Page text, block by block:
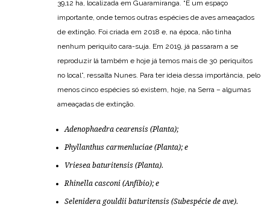
39,12 ha, localizada em Guaramiranga. “É um espaço
importante, onde temos outras espécies de aves ameaçados
de extinção. Foi criada em 2018 e, na época, não tinha
nenhum periquito cara-suja. Em 2019, já passaram a se
reproduzir lá também e hoje já temos mais de 30 periquitos
no local”, ressalta Nunes. Para ter ideia dessa importância, pelo
menos cinco espécies só existem, hoje, na Serra – algumas
ameaçadas de extinção.
Adenophaedra cearensis (Planta);
Phyllanthus carmenluciae (Planta); e
Vriesea baturitensis (Planta).
Rhinella casconi (Anfíbio); e
Selenidera gouldii baturitensis (Subespécie de ave).